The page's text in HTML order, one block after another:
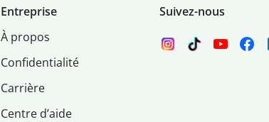
Entreprise
À propos
Confidentialité
Carrière
Centre d’aide
Suivez-nous